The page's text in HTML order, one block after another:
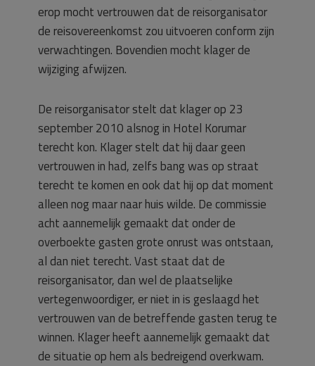
erop mocht vertrouwen dat de reisorganisator
de reisovereenkomst zou uitvoeren conform zijn
verwachtingen. Bovendien mocht klager de
wijziging afwijzen.
De reisorganisator stelt dat klager op 23
september 2010 alsnog in Hotel Korumar
terecht kon. Klager stelt dat hij daar geen
vertrouwen in had, zelfs bang was op straat
terecht te komen en ook dat hij op dat moment
alleen nog maar naar huis wilde. De commissie
acht aannemelijk gemaakt dat onder de
overboekte gasten grote onrust was ontstaan,
al dan niet terecht. Vast staat dat de
reisorganisator, dan wel de plaatselijke
vertegenwoordiger, er niet in is geslaagd het
vertrouwen van de betreffende gasten terug te
winnen. Klager heeft aannemelijk gemaakt dat
de situatie op hem als bedreigend overkwam.